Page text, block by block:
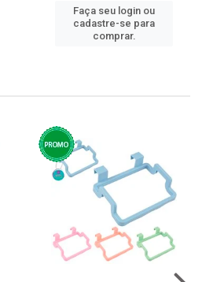
Faça seu login ou
cadastre-se para
comprar.